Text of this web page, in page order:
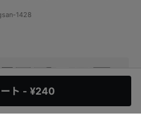
ト - ¥240
1428